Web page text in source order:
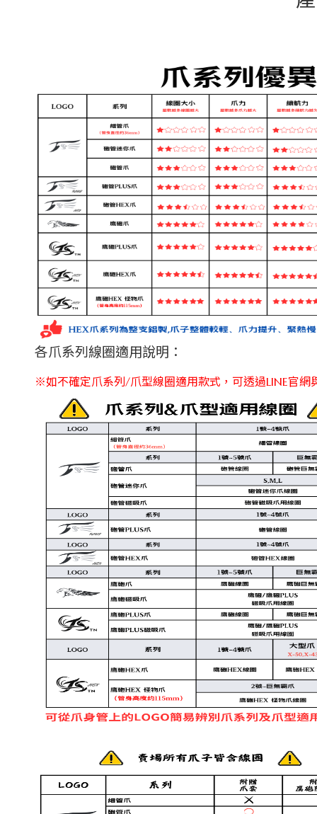
各爪系列線圈適用說明：
※如不確定爪系列/爪型線圈適用款式，可透過LINE官